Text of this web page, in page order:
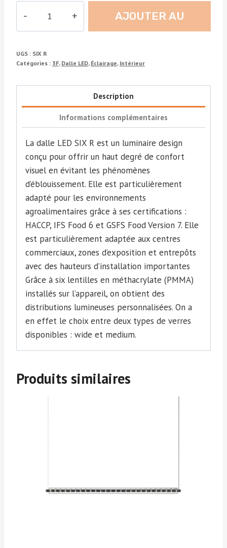
SIX
AJOUTER AU
UGS : SIX R
Catégories : 3F, Dalle LED, Éclairage, Intérieur
Description
Informations complémentaires
La dalle LED SIX R est un luminaire design
conçu pour offrir un haut degré de confort
visuel en évitant les phénomènes
d’éblouissement. Elle est particulièrement
adapté pour les environnements
agroalimentaires grâce à ses certifications :
HACCP, IFS Food 6 et GSFS Food Version 7. Elle
est particulièrement adaptée aux centres
commerciaux, zones d’exposition et entrepôts
avec des hauteurs d’installation importantes
Grâce à six lentilles en méthacrylate (PMMA)
installés sur l’appareil, on obtient des
distributions lumineuses personnalisées. On a
en effet le choix entre deux types de verres
disponibles : wide et medium.
Produits similaires